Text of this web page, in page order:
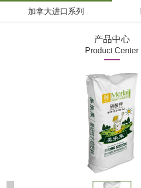
加拿大进口系列
产品中心
Product Center